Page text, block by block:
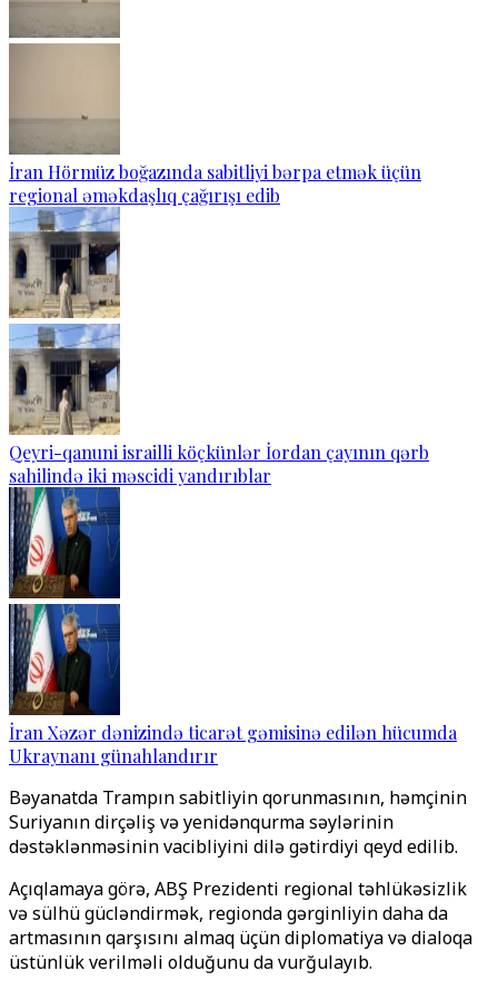
İran Hörmüz boğazında sabitliyi bərpa etmək üçün
regional əməkdaşlıq çağırışı edib
Qeyri-qanuni israilli köçkünlər İordan çayının qərb
sahilində iki məscidi yandırıblar
İran Xəzər dənizində ticarət gəmisinə edilən hücumda
Ukraynanı günahlandırır
Bəyanatda Trampın sabitliyin qorunmasının, həmçinin
Suriyanın dirçəliş və yenidənqurma səylərinin
dəstəklənməsinin vacibliyini dilə gətirdiyi qeyd edilib.
Açıqlamaya görə, ABŞ Prezidenti regional təhlükəsizlik
və sülhü gücləndirmək, regionda gərginliyin daha da
artmasının qarşısını almaq üçün diplomatiya və dialoqa
üstünlük verilməli olduğunu da vurğulayıb.